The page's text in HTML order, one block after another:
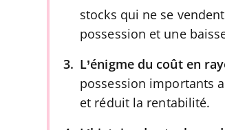
stocks qui ne se
possession et une
L’énigme du coût en
possession importants
et réduit la rentabilité.